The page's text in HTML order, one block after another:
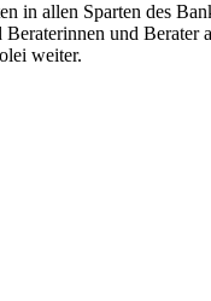
in allen Sparten des
und Berater
weiter.